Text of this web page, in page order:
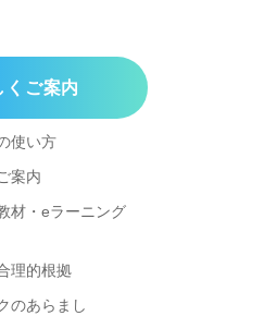
くご案内
使い方
案内
材・eラーニング
理的根拠
のあらまし